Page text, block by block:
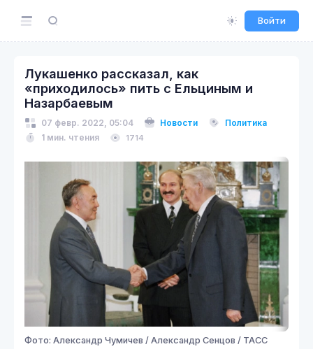
Войти
Лукашенко рассказал, как
«приходилось» пить с Ельциным и
Назарбаевым
07 февр. 2022, 05:04 Новости
Политика
1 мин. чтения
1714
Фото: Александр Чумичев / Александр Сенцов / ТАСС